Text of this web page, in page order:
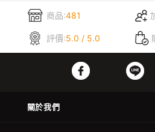
商品:481
評價:5.0 / 5.0
關於我們